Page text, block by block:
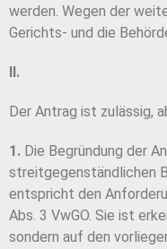
werden. Wegen der
Gerichts- und die
II.
Der Antrag ist zulässig,
1. Die Begründung der
streitgegenständlichen
entspricht den
Abs. 3 VwGO. Sie ist
sondern auf den